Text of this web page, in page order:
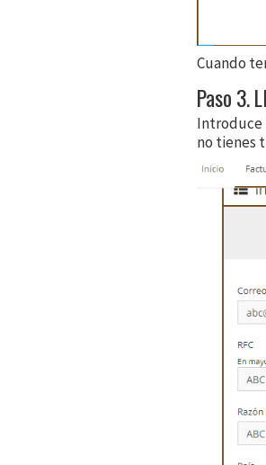
Cuando
Paso 3.
Introduce
no tienes